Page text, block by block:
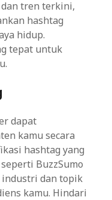
tren terkini,
hashtag
hidup.
tepat untuk
dapat
kamu secara
hashtag yang
BuzzSumo
industri dan topik
kamu. Hindari